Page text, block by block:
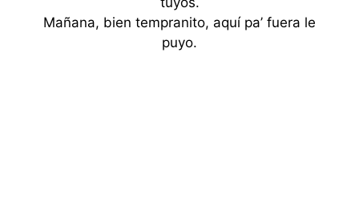
Mañana, bien tempranito, aquí pa’ fuera le
puyo.